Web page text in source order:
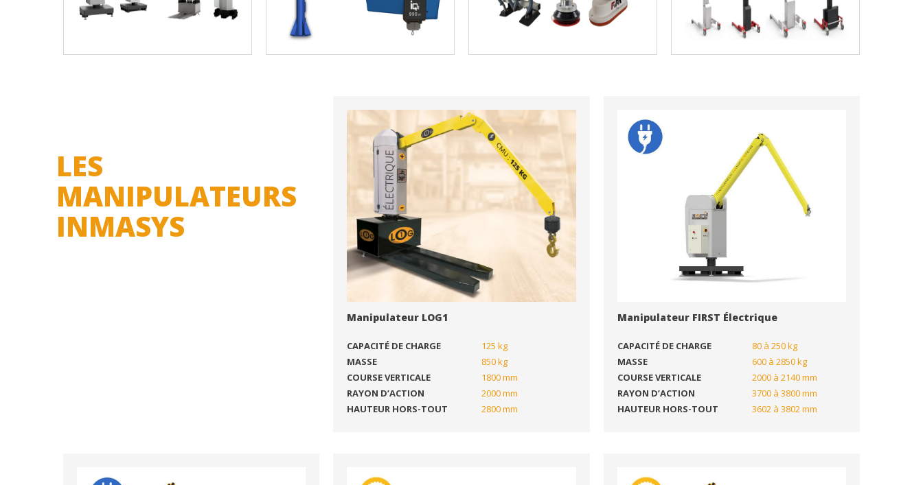
LES
MANIPULATEURS
INMASYS
Manipulateur LOG1
CAPACITÉ DE CHARGE
125 kg
MASSE
850 kg
COURSE VERTICALE
1800 mm
RAYON D’ACTION
2000 mm
HAUTEUR HORS-TOUT
2800 mm
Manipulateur FIRST Électrique
CAPACITÉ DE CHARGE
80 à 250 kg
MASSE
600 à 2850 kg
COURSE VERTICALE
2000 à 2140 mm
RAYON D’ACTION
3700 à 3800 mm
HAUTEUR HORS-TOUT
3602 à 3802 mm